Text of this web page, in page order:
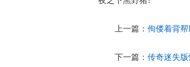
上一篇： 佝偻着背
下一篇： 传奇迷失